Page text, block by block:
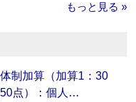
もっと見る »
制加算（加算1：30
点）：個人…